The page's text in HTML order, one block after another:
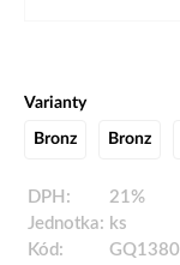
Varianty
Bronz Bronz
DPH:
21%
Jednotka: ks
Kód: